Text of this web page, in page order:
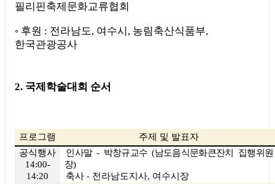
필리핀축제문화교류협회
◦ 후원 : 전라남도, 여수시 , 농림축산식품부,
한국관광공사
2. 국제학술대회 순서
프로그램
주제 및 발표자
공식행사
14:00-
14:20
인사말- 박창규교수(남도음식문화큰잔치 집행위원
장)
축사- 전라남도지사, 여수시장